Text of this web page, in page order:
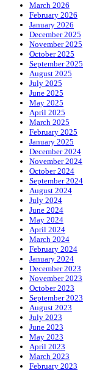
March 2026
February 2026
January 2026
December 2025
November 2025
October 2025
September 2025
August 2025
July 2025
June 2025
May 2025
April 2025
March 2025
February 2025
January 2025
December 2024
November 2024
October 2024
September 2024
August 2024
July 2024
June 2024
May 2024
April 2024
March 2024
February 2024
January 2024
December 2023
November 2023
October 2023
September 2023
August 2023
July 2023
June 2023
May 2023
April 2023
March 2023
February 2023